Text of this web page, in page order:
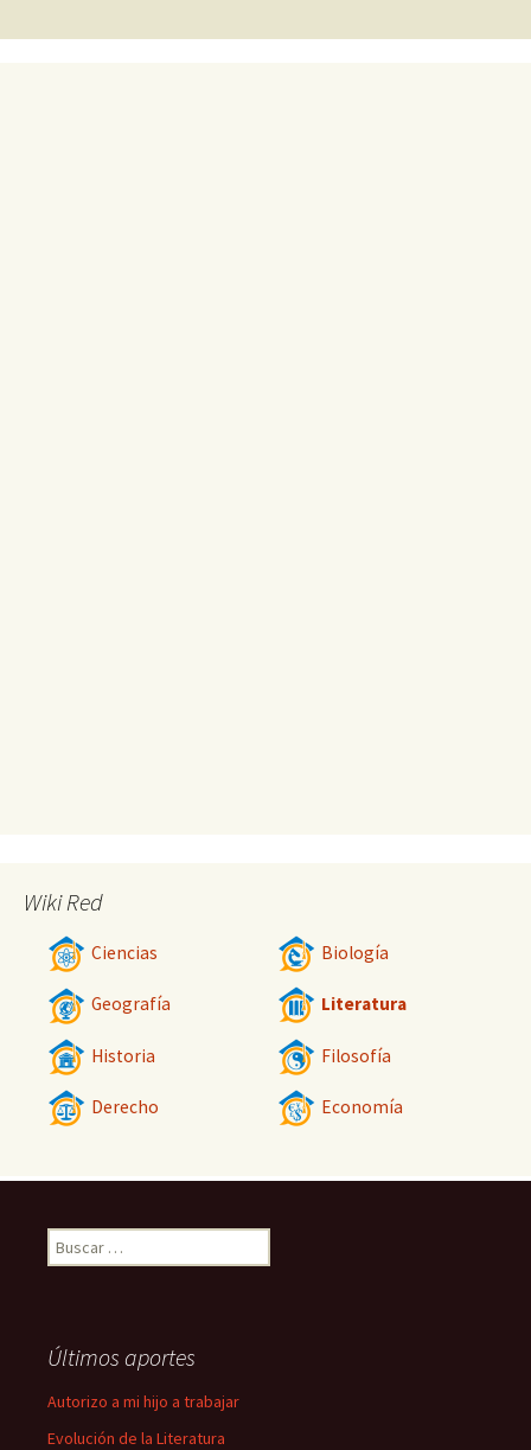
Wiki Red
Ciencias Biología
Geografía Literatura
Historia Filosofía
Derecho Economía
Buscar:
Últimos aportes
Autorizo a mi hijo a trabajar
Evolución de la Literatura